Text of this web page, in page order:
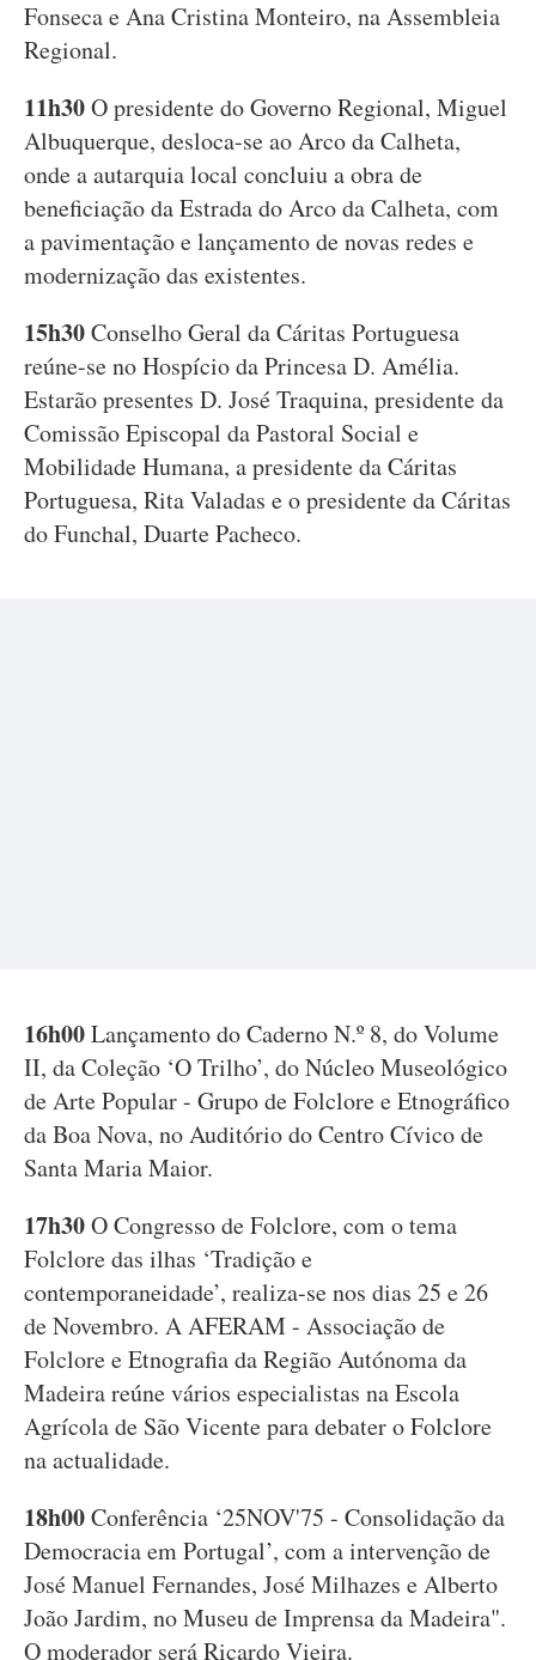
Fonseca e Ana Cristina Monteiro, na Assembleia
Regional.
11h30O presidente do Governo Regional, Miguel
Albuquerque, desloca-se ao Arco da Calheta,
onde a autarquia local concluiu a obra de
beneficiação da Estrada do Arco da Calheta, com
a pavimentação e lançamento de novas redes e
modernização das existentes.
15h30Conselho Geral da Cáritas Portuguesa
reúne-se no Hospício da Princesa D. Amélia.
Estarão presentes D. José Traquina, presidente da
Comissão Episcopal da Pastoral Social e
Mobilidade Humana, a presidente da Cáritas
Portuguesa, Rita Valadas e o presidente da Cáritas
do Funchal, Duarte Pacheco.
16h00Lançamento do Caderno N.º 8, do Volume
II, da Coleção ‘O Trilho’, do Núcleo Museológico
de Arte Popular - Grupo de Folclore e Etnográfico
da Boa Nova, no Auditório do Centro Cívico de
Santa Maria Maior.
17h30O Congresso de Folclore, com o tema
Folclore das ilhas ‘Tradição e
contemporaneidade’, realiza-se nos dias 25 e 26
de Novembro. A AFERAM - Associação de
Folclore e Etnografia da Região Autónoma da
Madeira reúne vários especialistas na Escola
Agrícola de São Vicente para debater o Folclore
na actualidade.
18h00Conferência ‘25NOV'75 - Consolidação da
Democracia em Portugal’, com a intervenção de
José Manuel Fernandes, José Milhazes e Alberto
João Jardim, no Museu de Imprensa da Madeira".
O moderador será Ricardo Vieira.